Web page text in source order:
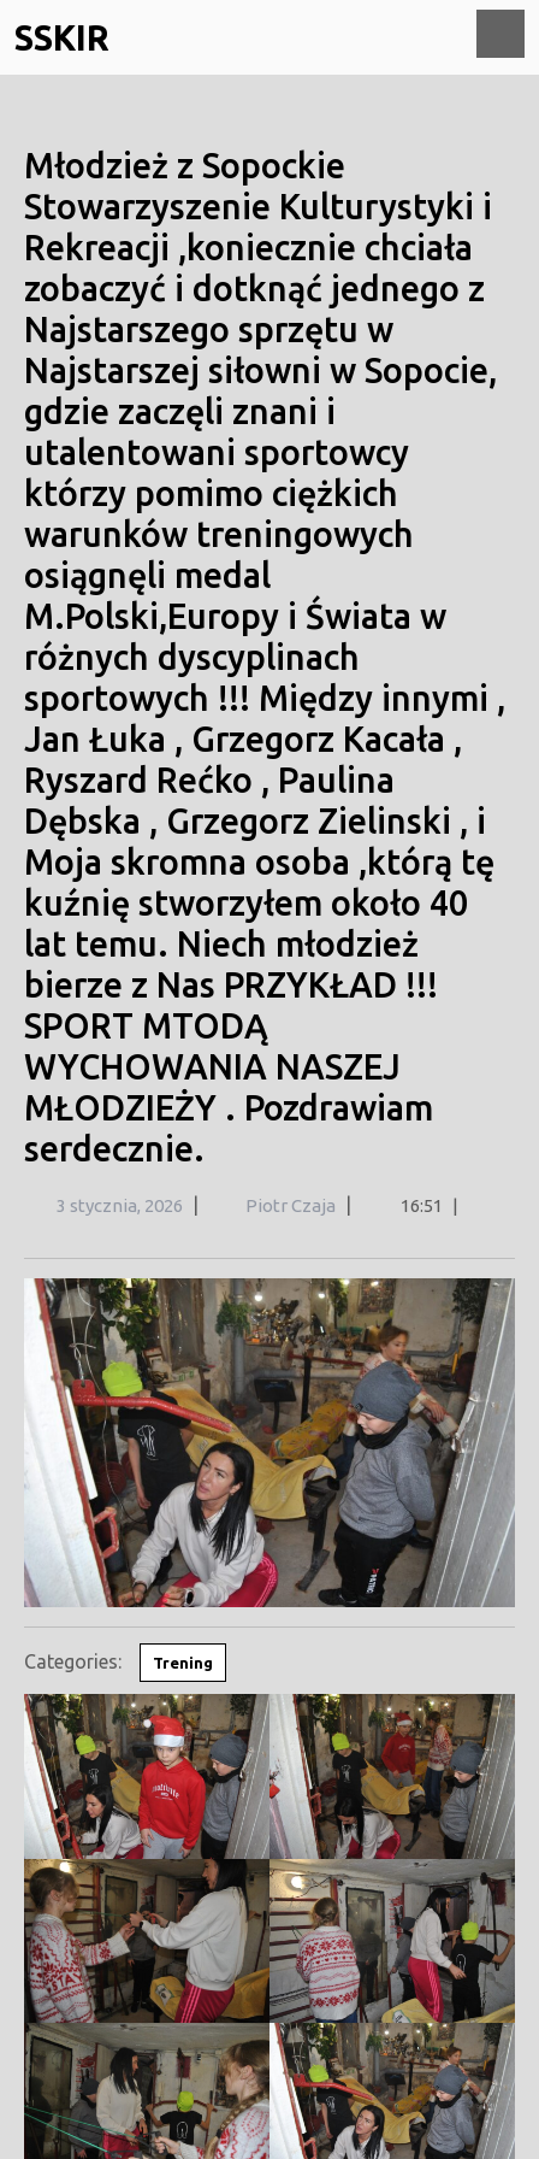
to
content
SSKIR
Młodzież z Sopockie
Stowarzyszenie Kulturystyki i
Rekreacji ,koniecznie chciała
zobaczyć i dotknąć jednego z
Najstarszego sprzętu w
Najstarszej siłowni w Sopocie,
gdzie zaczęli znani i
utalentowani sportowcy
którzy pomimo ciężkich
warunków treningowych
osiągnęli medal
M.Polski,Europy i Świata w
różnych dyscyplinach
sportowych !!! Między innymi ,
Jan Łuka , Grzegorz Kacała ,
Ryszard Rećko , Paulina
Dębska , Grzegorz Zielinski , i
Moja skromna osoba ,którą tę
kuźnię stworzyłem około 40
lat temu. Niech młodzież
bierze z Nas PRZYKŁAD !!!
SPORT MTODĄ
WYCHOWANIA NASZEJ
MŁODZIEŻY . Pozdrawiam
serdecznie.
3 stycznia, 20263
2026
Piotr Czaja 16:51 |
Categories: Trening